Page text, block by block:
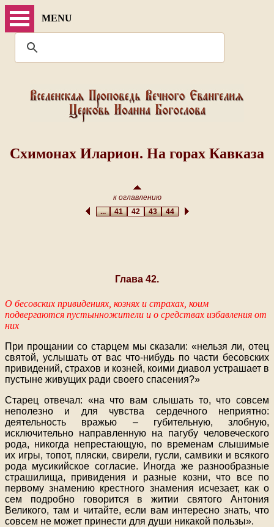
MENU
Схимонах Иларион. На горах Кавказа
к оглавлению
...41 42 4344
Глава 42.
О бесовских привидениях, кознях и страхах, коим
подвергаются пустынножители и о средствах избавления от
них
При прощании со старцем мы сказали: «нельзя ли, отец
святой, услышать от вас что-нибудь по части бесовских
привидений, страхов и козней, коими диавол устрашает в
пустыне живущих ради своего спасения?»
Старец отвечал: «на что вам слышать то, что совсем
неполезно и для чувства сердечного неприятно:
деятельность вражью – губительную, злобную,
исключительно направленную на пагубу человеческого
рода, никогда непрестающую, по временам слышимые
их игры, топот, пляски, свирели, гусли, самвики и всякого
рода мусикийское согласие. Иногда же разнообразные
страшилища, привидения и разные козни, что все по
первому знамению крестного знамения исчезает, как о
сем подробно говорится в житии святого Антония
Великого, там и читайте, если вам интересно знать, что
совсем не может принести для души никакой пользы».